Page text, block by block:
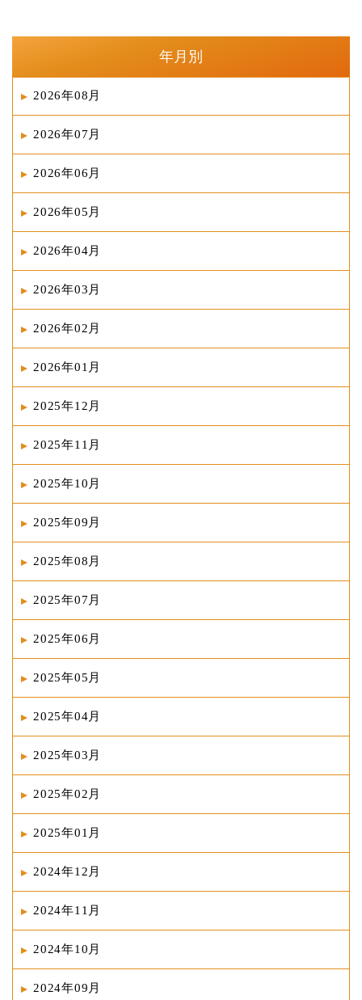
年月別
2026年08月
2026年07月
2026年06月
2026年05月
2026年04月
2026年03月
2026年02月
2026年01月
2025年12月
2025年11月
2025年10月
2025年09月
2025年08月
2025年07月
2025年06月
2025年05月
2025年04月
2025年03月
2025年02月
2025年01月
2024年12月
2024年11月
2024年10月
2024年09月